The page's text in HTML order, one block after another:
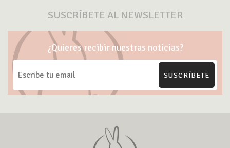
SUSCRÍBETE AL NEWSLETTER
¿Quieres recibir nuestras noticias?
SUSCRÍBETE